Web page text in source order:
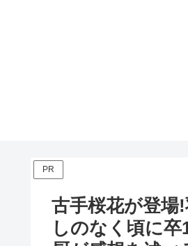
PR
古手桜花が登場
しのなく頃に